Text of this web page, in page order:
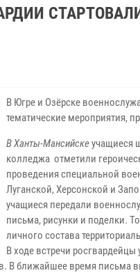
В Югре и Озёрске
тематические мероприятия,
В Ханты-Мансийскеучащиеся
колледжа отметили
проведения специальной
Луганской, Херсонской и
учащиеся передали
письма, рисунки и поделки.
личного состава
В ходе встречи росгвардейцы
В ближайшее время письма